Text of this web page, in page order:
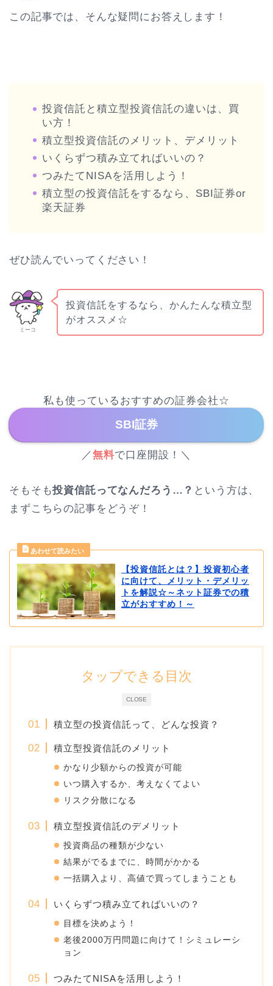
この記事では、そんな疑問にお答えします！
投資信託と積立型投資信託の違いは、買
い方！
積立型投資信託のメリット、デメリット
いくらずつ積み立てればいいの？
つみたてNISAを活用しよう！
積立型の投資信託をするなら、SBI証券or
楽天証券
ぜひ読んでいってください！
ミーコ
投資信託をするなら、かんたんな積立型
がオススメ☆
私も使っているおすすめの証券会社☆
SBI証券
／無料で口座開設！＼
そもそも投資信託ってなんだろう…？ という方は、
まずこちらの記事をどうぞ！
【投資信託とは？】投資初心者
に向けて、メリット・デメリッ
トを解説☆～ネット証券での積
立がおすすめ！～
CLOSE
タップできる目次
積立型の投資信託って、どんな投資？
積立型投資信託のメリット
かなり少額からの投資が可能
いつ購入するか、考えなくてよい
リスク分散になる
積立型投資信託のデメリット
投資商品の種類が少ない
結果がでるまでに、時間がかかる
一括購入より、高値で買ってしまうことも
いくらずつ積み立てればいいの？
目標を決めよう！
老後2000万円問題に向けて！シミュレーシ
ョン
つみたてNISAを活用しよう！